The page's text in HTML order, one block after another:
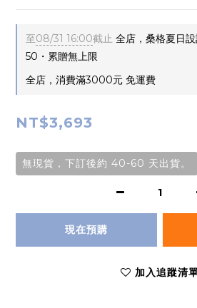
至08/31 16:00截止 全店，桑格夏日
50・累贈無上限
全店，消費滿3000元 免運費
NT$3,693
無現貨，下訂後約 40-60 天出貨。
現在預購
加入追蹤清